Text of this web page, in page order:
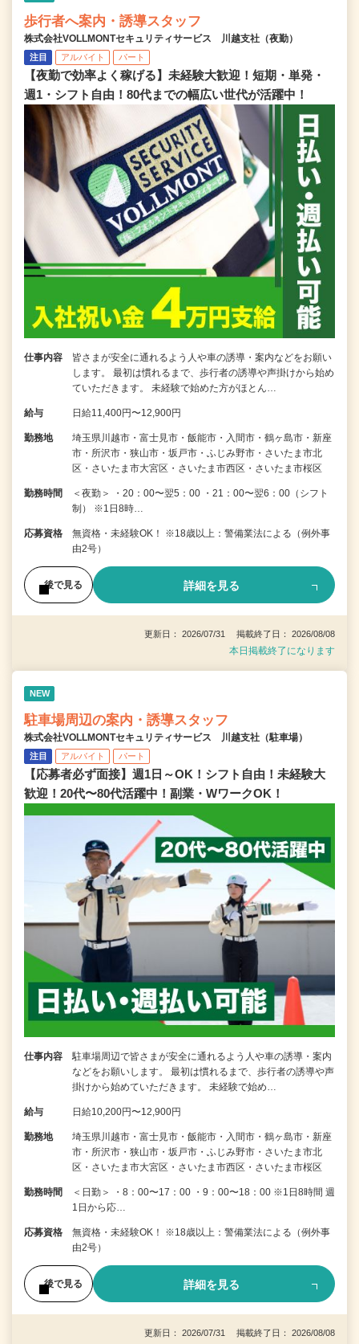
歩行者へ案内・誘導スタッフ
株式会社VOLLMONTセキュリティサービス 川越支社（夜勤）
注目 アルバイト パート
【夜勤で効率よく稼げる】未経験大歓迎！短期・単発・
週1・シフト自由！80代までの幅広い世代が活躍中！
仕事内容
皆さまが安全に通れるよう人や車の誘導・案内などをお願い
します。 最初は慣れるまで、歩行者の誘導や声掛けから始め
ていただきます。 未経験で始めた方がほとん…
給与 日給11,400円〜12,900円
勤務地
埼玉県川越市・富士見市・飯能市・入間市・鶴ヶ島市・新座
市・所沢市・狭山市・坂戸市・ふじみ野市・さいたま市北
区・さいたま市大宮区・さいたま市西区・さいたま市桜区
勤務時間
＜夜勤＞ ・20：00〜翌5：00 ・21：00〜翌6：00（シフト
制） ※1日8時…
応募資格
無資格・未経験OK！ ※18歳以上：警備業法による（例外事
由2号）
後で見る 詳細を見る
更新日： 2026/07/31 掲載終了日： 2026/08/08
本日掲載終了になります
NEW
駐車場周辺の案内・誘導スタッフ
株式会社VOLLMONTセキュリティサービス 川越支社（駐車場）
注目 アルバイト パート
【応募者必ず面接】週1日～OK！シフト自由！未経験大
歓迎！20代〜80代活躍中！副業・WワークOK！
仕事内容
駐車場周辺で皆さまが安全に通れるよう人や車の誘導・案内
などをお願いします。 最初は慣れるまで、歩行者の誘導や声
掛けから始めていただきます。 未経験で始め…
給与 日給10,200円〜12,900円
勤務地
埼玉県川越市・富士見市・飯能市・入間市・鶴ヶ島市・新座
市・所沢市・狭山市・坂戸市・ふじみ野市・さいたま市北
区・さいたま市大宮区・さいたま市西区・さいたま市桜区
勤務時間
＜日勤＞ ・8：00〜17：00 ・9：00〜18：00 ※1日8時間 週
1日から応…
応募資格
無資格・未経験OK！ ※18歳以上：警備業法による（例外事
由2号）
後で見る 詳細を見る
更新日： 2026/07/31 掲載終了日： 2026/08/08